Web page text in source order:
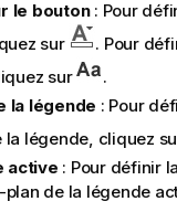
le bouton: Pour
sur
. Pour
sur
.
la légende : Pour
la légende, cliquez
active : Pour définir
de la légende